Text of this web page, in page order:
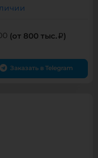
(от 800 тыс. )
Заказать в Telegram